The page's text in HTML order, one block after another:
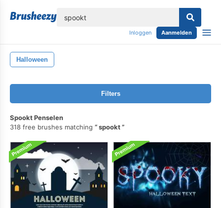
Inloggen Aanmelden
Halloween
Filters
Spookt Penselen
318 free brushes matching
spookt